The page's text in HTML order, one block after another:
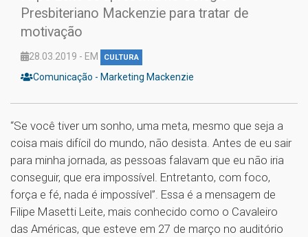
Presbiteriano Mackenzie para tratar de
motivação
28.03.2019 - EM CULTURA
Comunicação - Marketing Mackenzie
“Se você tiver um sonho, uma meta, mesmo que seja a
coisa mais difícil do mundo, não desista. Antes de eu sair
para minha jornada, as pessoas falavam que eu não iria
conseguir, que era impossível. Entretanto, com foco,
força e fé, nada é impossível”. Essa é a mensagem de
Filipe Masetti Leite, mais conhecido como o Cavaleiro
das Américas, que esteve em 27 de março no auditório